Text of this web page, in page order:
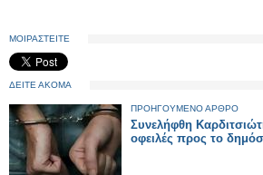
ΜΟΙΡΑΣΤΕΙΤΕ
ΔΕΙΤΕ ΑΚΟΜΑ
ΠΡΟΗΓΟΥΜΕΝΟ ΑΡΘΡΟ
Συνελήφθη
οφειλές προς το